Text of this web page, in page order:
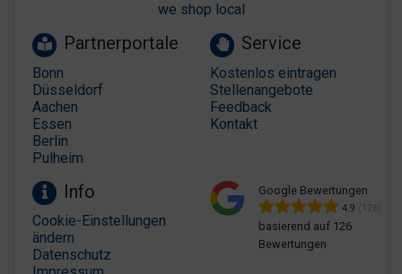
we shop local
Partnerportale
Bonn
Düsseldorf
Aachen
Essen
Berlin
Pulheim
Service
Kostenlos eintragen
Stellenangebote
Feedback
Kontakt
Info
Cookie-Einstellungen
ändern
Datenschutz
Google Bewertungen
4.9 (126)
basierend auf 126
Bewertungen